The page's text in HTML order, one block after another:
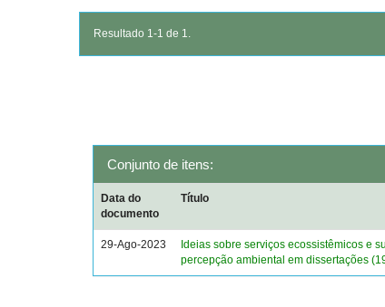
Resultado 1-1 de 1.
Conjunto de itens:
Data do
documento
Título
29-Ago-2023
Ideias sobre serviços ecossistêmicos e
percepção ambiental em dissertações